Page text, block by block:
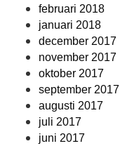
februari 2018
januari 2018
december 2017
november 2017
oktober 2017
september 2017
augusti 2017
juli 2017
juni 2017